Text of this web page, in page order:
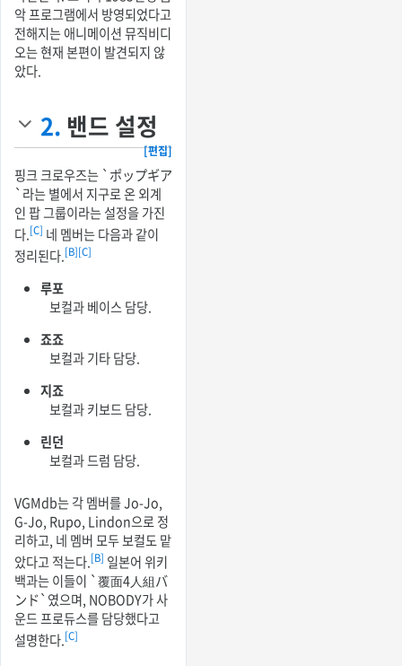
악 프로그램에서 방영되었다고
전해지는 애니메이션 뮤직비디
오는 현재 본편이 발견되지 않
았다.
2. 밴드 설정
[편집]
핑크 크로우즈는 `ポップギア
`라는 별에서 지구로 온 외계
인 팝 그룹이라는 설정을 가진
다.[C] 네 멤버는 다음과 같이
정리된다.[B][C]
루포
보컬과 베이스 담당.
죠죠
보컬과 기타 담당.
지죠
보컬과 키보드 담당.
린던
보컬과 드럼 담당.
VGMdb는 각 멤버를 Jo-Jo,
G-Jo, Rupo, Lindon으로 정
리하고, 네 멤버 모두 보컬도 맡
았다고 적는다.[B] 일본어 위키
백과는 이들이 `覆面4人組バ
ンド`였으며, NOBODY가 사
운드 프로듀스를 담당했다고
설명한다.[C]